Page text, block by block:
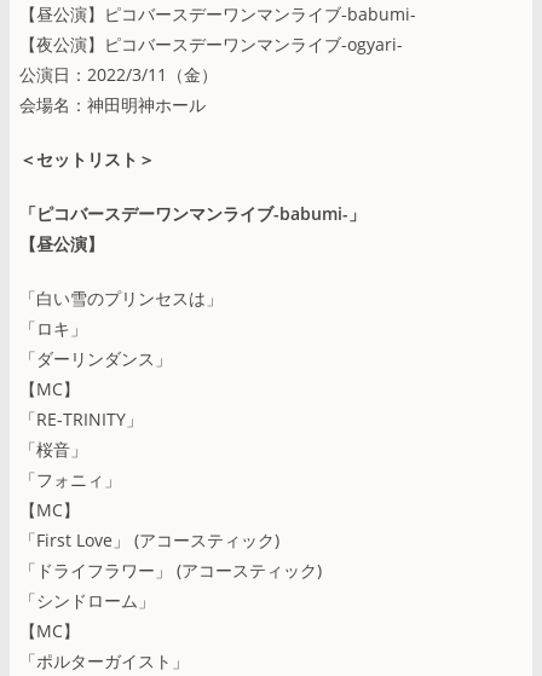
【昼公演】ピコバースデーワンマンライブ-babumi-
【夜公演】ピコバースデーワンマンライブ-ogyari-
公演日：2022/3/11（金）
会場名：神田明神ホール
＜セットリスト＞
「ピコバースデーワンマンライブ-babumi-」
【昼公演】
「白い雪のプリンセスは」
「ロキ」
「ダーリンダンス」
【MC】
「RE-TRINITY」
「桜音」
「フォニィ」
【MC】
「First Love」 (アコースティック)
「ドライフラワー」 (アコースティック)
「シンドローム」
【MC】
「ポルターガイスト」